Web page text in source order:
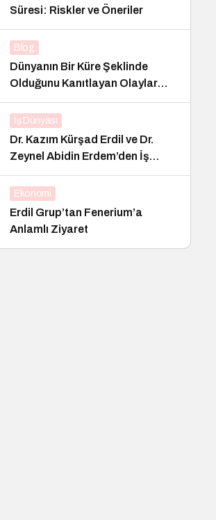
Süresi: Riskler ve Öneriler
Blog
Dünyanın Bir Küre Şeklinde
Olduğunu Kanıtlayan Olaylar
Nedir?
İş Dünyası
Dr. Kazım Kürşad Erdil ve Dr.
Zeynel Abidin Erdem’den İş
Dünyası Buluşması
Ekonomi
Erdil Grup’tan Fenerium’a
Anlamlı Ziyaret